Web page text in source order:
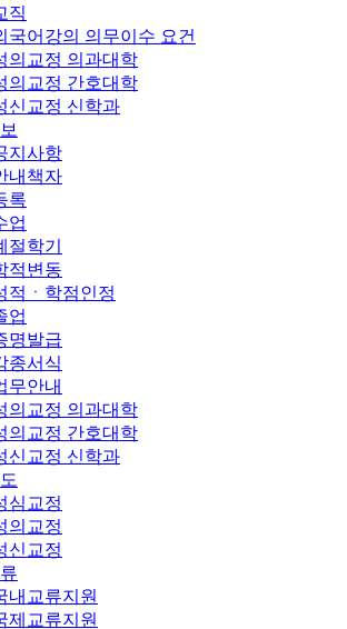
직
국어강의 의무이수 요건
의교정 의과대학
의교정 간호대학
신교정 신학과
지사항
내책자
록
업
절학기
적변동
적ㆍ학점인정
업
명발급
종서식
무안내
의교정 의과대학
의교정 간호대학
신교정 신학과
심교정
의교정
신교정
내교류지원
제교류지원